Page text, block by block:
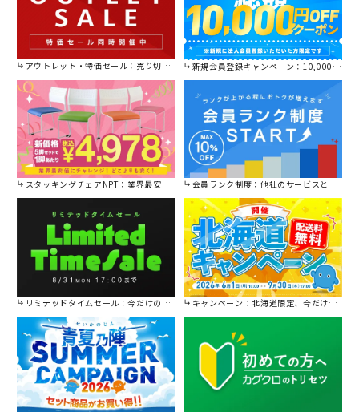
アウトレット・特価セール：売り切れ御免の特別価格！ 新規会員登録キャンペーン：10,000円OFFクーポン進呈中！
スタッキングチェアNPT：業界最安値に挑戦！ 会員ランク制度：他社のサービスと比較してください。
リミテッドタイムセール：今だけの限定セール。 キャンペーン：北海道限定、今だけ送料無料！